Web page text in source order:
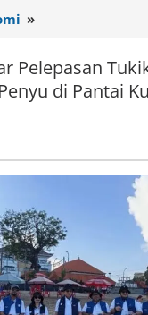
»
Life
Gelar
Pelepasan
Tukik,
Penyu
di
Kuta
Bali
Pelepasan
di Pantai